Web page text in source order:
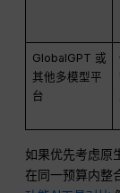
GlobalGPT 或
其他多模型平
台
如果优先考虑原
在同一预算内整